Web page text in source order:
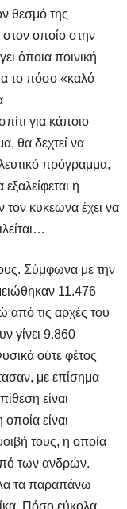
θεσμό της
οποίο στην
όποια ποινική
το πόσο «καλό
για κάποιο
θα δεχτεί να
πρόγραμμα,
εξαλείφεται η
τον κυκεώνα έχει να
Σύμφωνα με την
11.476
από τις αρχές του
γίνει 9.860
ούτε φέτος
με επίσημα
είναι
είναι
τους, η οποία
των ανδρών.
τα παραπάνω
Πόσο εύκολα